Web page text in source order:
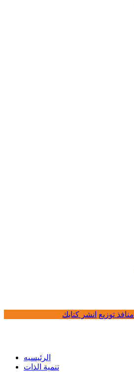
منافذ توزيع انشر كتابك
الرئيسيه
تنمية الذات